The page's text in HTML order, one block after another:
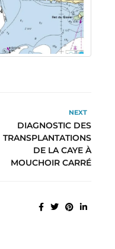
NEXT
DIAGNOSTIC DES
TRANSPLANTATIONS
DE LA CAYE À
MOUCHOIR CARRÉ